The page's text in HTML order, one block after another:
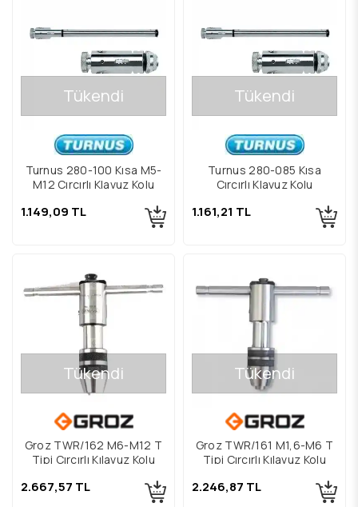
Tükendi
Turnus 280-100 Kısa M5-
M12 Cırcırlı Klavuz Kolu
1.149,09 TL
Tükendi
Turnus 280-085 Kısa
Cırcırlı Klavuz Kolu
1.161,21 TL
Tükendi
Groz TWR/162 M6-M12 T
Tipi Cırcırlı Kılavuz Kolu
2.667,57 TL
Tükendi
Groz TWR/161 M1,6-M6 T
Tipi Cırcırlı Kılavuz Kolu
2.246,87 TL